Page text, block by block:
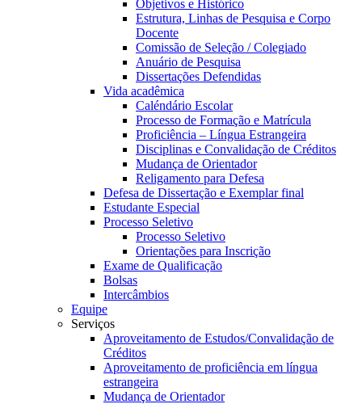
Objetivos e Histórico
Estrutura, Linhas de Pesquisa e Corpo
Docente
Comissão de Seleção / Colegiado
Anuário de Pesquisa
Dissertações Defendidas
Vida acadêmica
Caléndário Escolar
Processo de Formação e Matrícula
Proficiência – Língua Estrangeira
Disciplinas e Convalidação de Créditos
Mudança de Orientador
Religamento para Defesa
Defesa de Dissertação e Exemplar final
Estudante Especial
Processo Seletivo
Processo Seletivo
Orientações para Inscrição
Exame de Qualificação
Bolsas
Intercâmbios
Equipe
Serviços
Aproveitamento de Estudos/Convalidação de
Créditos
Aproveitamento de proficiência em língua
estrangeira
Mudança de Orientador